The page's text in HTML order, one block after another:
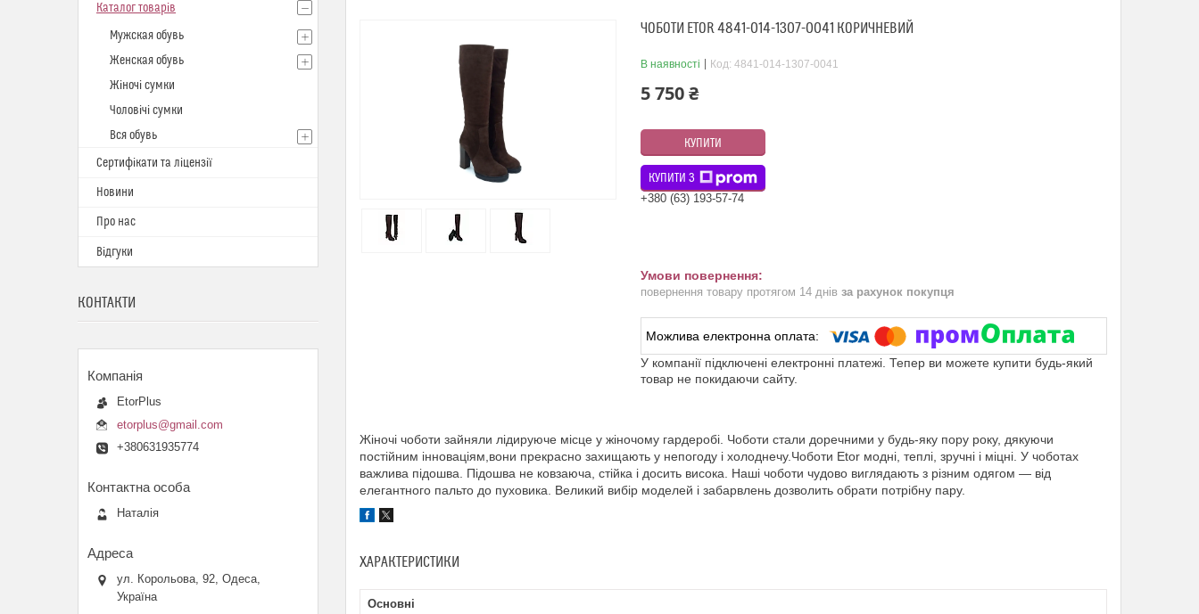
ЧОБОТИ ETOR 4841-014-1307-0041 КОРИЧНЕВИЙ
В наявності Код: 4841-014-1307-0041
5 750 ₴
КУПИТИ
КУПИТИ З
+380 (63) 193-57-74
повернення товару протягом 14 днів за рахунок покупця
У компанії підключені електронні платежі. Тепер ви можете купити будь-який
товар не покидаючи сайту.
Жіночі чоботи зайняли лідируюче місце у жіночому гардеробі. Чоботи стали доречними у будь-яку пору року, дякуючи
постійним інноваціям,вони прекрасно захищають у непогоду і холоднечу.Чоботи Etor модні, теплі, зручні і міцні. У чоботах
важлива підошва. Підошва не ковзаюча, стійка і досить висока. Наші чоботи чудово виглядають з різним одягом — від
елегантного пальто до пуховика. Великий вибір моделей і забарвлень дозволить обрати потрібну пару.
ХАРАКТЕРИСТИКИ
Основні
Каталог товарів
Мужская обувь
Женская обувь
Жіночі сумки
Чоловічі сумки
Вся обувь
Сертифікати та ліцензії
Новини
Про нас
Відгуки
КОНТАКТИ
EtorPlus
etorplus@gmail.com
+380631935774
Наталія
ул. Корольова, 92, Одеса,
Україна